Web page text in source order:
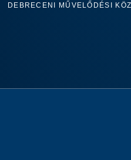
DEBRECENI MŰVELŐDÉSI